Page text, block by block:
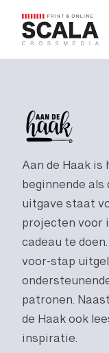
Aan de Haak
beginnende
uitgave staat
projecten voor
cadeau te
voor-stap
patronen.
de Haak ook
inspiratie.